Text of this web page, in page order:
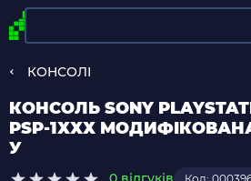
КОНСОЛІ
КОНСОЛЬ SONY
PSP-1ХХХ МОДИФІКОВАНА
У